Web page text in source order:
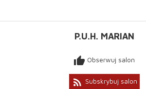
P.U.H. MARIAN
thumb_up Obserwuj salon
rss_feed Subskrybuj salon